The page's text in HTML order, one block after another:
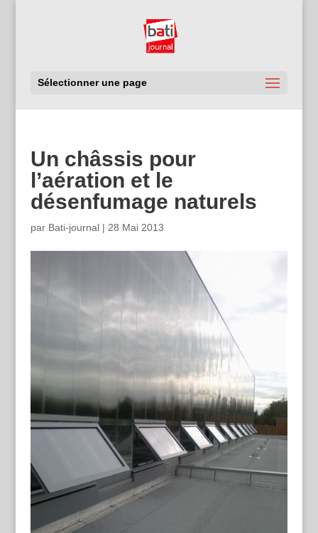
Sélectionner une page
Un châssis pour
l’aération et le
désenfumage naturels
par Bati-journal| 28 Mai 2013